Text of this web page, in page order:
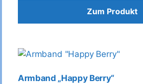
Zum Produkt
Armband „Happy Berry“